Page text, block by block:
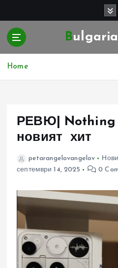
Home
РЕВЮ| Nothing
новият хит
petarangelovangelov
септември 14, 2025
0